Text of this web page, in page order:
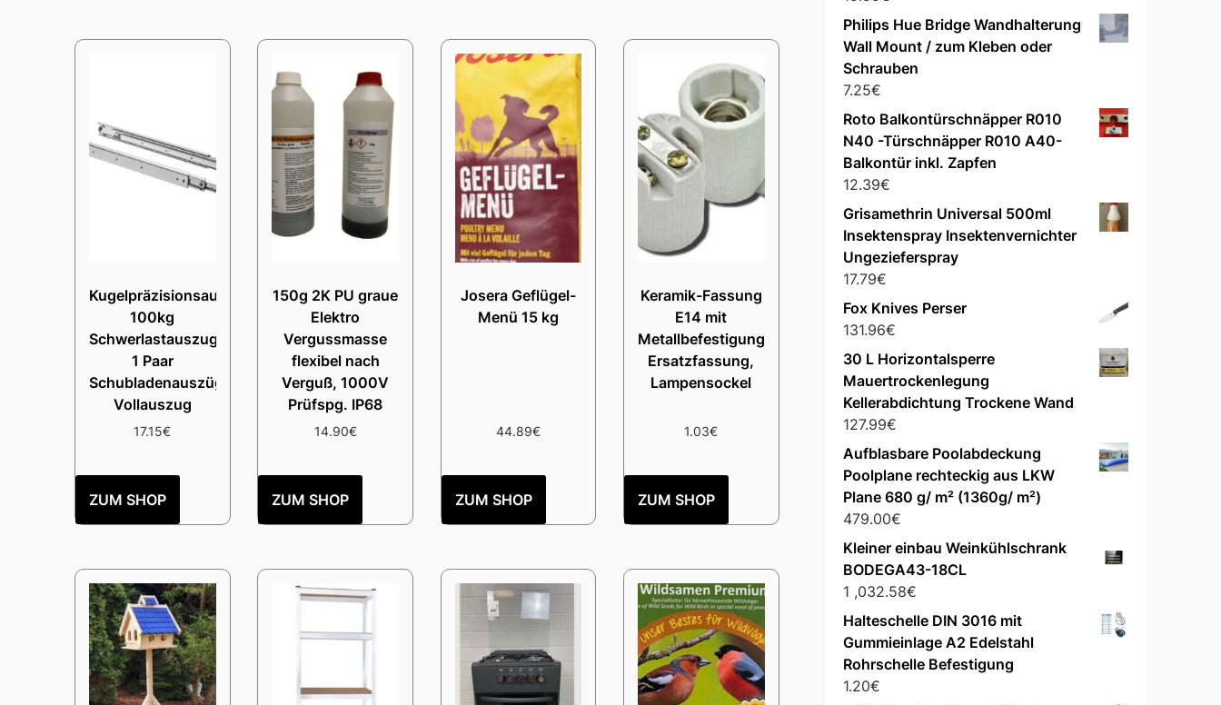
Kugelpräzisionsauszug
100kg
Schwerlastauszug
1 Paar
Schubladenauszüge
Vollauszug
17.15€
ZUM SHOP
150g 2K PU graue
Elektro
Vergussmasse
flexibel nach
Verguß, 1000V
Prüfspg. IP68
14.90€
ZUM SHOP
Josera Geflügel-
Menü 15 kg
44.89€
ZUM SHOP
Keramik-Fassung
E14 mit
Metallbefestigungswinkel,
Ersatzfassung,
Lampensockel
1.03€
ZUM SHOP
Philips Hue Bridge Wandhalterung
Wall Mount / zum Kleben oder
Schrauben
7.25€
Roto Balkontürschnäpper R010
N40 -Türschnäpper R010 A40-
Balkontür inkl. Zapfen
12.39€
Grisamethrin Universal 500ml
Insektenspray Insektenvernichter
Ungezieferspray
17.79€
Fox Knives Perser
131.96€
30 L Horizontalsperre
Mauertrockenlegung
Kellerabdichtung Trockene Wand
127.99€
Aufblasbare Poolabdeckung
Poolplane rechteckig aus LKW
Plane 680 g/ m² (1360g/ m²)
479.00€
Kleiner einbau Weinkühlschrank
BODEGA43-18CL
1 ,032.58€
Halteschelle DIN 3016 mit
Gummieinlage A2 Edelstahl
Rohrschelle Befestigung
1.20€